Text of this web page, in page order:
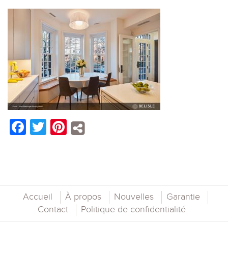
Facebook
TwitterPinterest
Accueil À propos Nouvelles
Garantie
Contact
Politique de confidentialité